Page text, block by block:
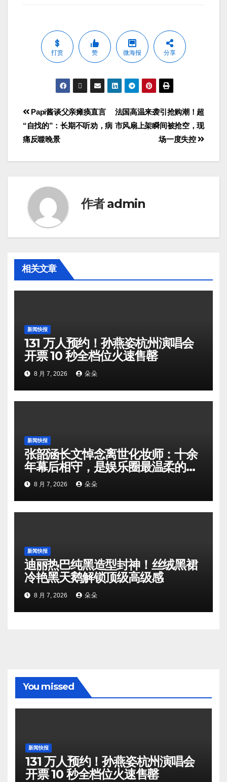
打赏 赞 微海报 分享
法国高温来袭引抢购潮！超
市风扇上架瞬间被抢空，现
场一度失控
Papi酱谈父亲瘫痪直言
“自找的”：长期不听劝，病
痛反噬晚景
作者admin
相关文章
新闻快报
131 万人预约！孙燕姿杭州演唱会
开票 10 秒全档位火速售罄
8 月 7, 2026 朵朵
新闻快报
张韶涵长文悼念离世化妆师：十余
年幕后相守，是娱乐圈最温柔的双
向奔赴
8 月 7, 2026 朵朵
新闻快报
迪丽热巴纯黑造型封神！丝绒黑裙
冷艳黑天鹅解锁顶级高级感
8 月 7, 2026 朵朵
You missed
新闻快报
131 万人预约！孙燕姿杭州演唱会
开票 10 秒全档位火速售罄